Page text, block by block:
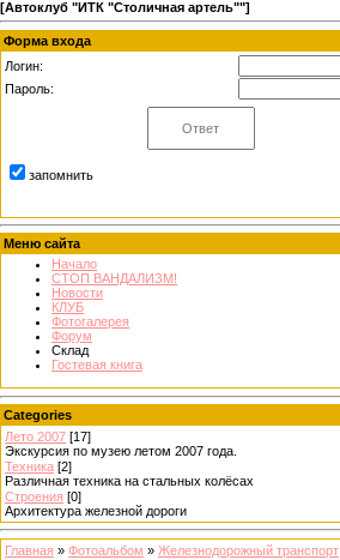
[Автоклуб "ИТК "Столичная артель""]
Форма входа
Логин:
Пароль:
запомнить
Меню сайта
Начало
СТОП ВАНДАЛИЗМ!
Новости
КЛУБ
Фотогалерея
Форум
Склад
Гостевая книга
Categories
Лето 2007 [17]
Экскурсия по музею летом 2007 года.
Техника [2]
Различная техника на стальных колёсах
Строения [0]
Архитектура железной дороги
Главная » Фотоальбом » Железнодорожный транспорт